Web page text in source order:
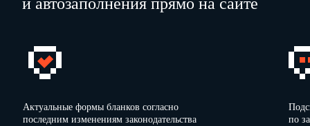
Актуальные формы бланков согласно
последним изменениям законодательства
по